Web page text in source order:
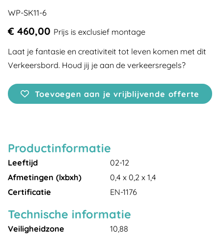
WP-SK11-6
€ 460,00 Prijs is exclusief montage
Laat je fantasie en creativiteit tot leven komen met dit
Verkeersbord. Houd jij je aan de verkeersregels?
Toevoegen aan je vrijblijvende offerte
Productinformatie
Leeftijd
02-12
Afmetingen (lxbxh)
0,4 x 0,2 x 1,4
Certificatie
EN-1176
Technische informatie
Veiligheidzone
10,88